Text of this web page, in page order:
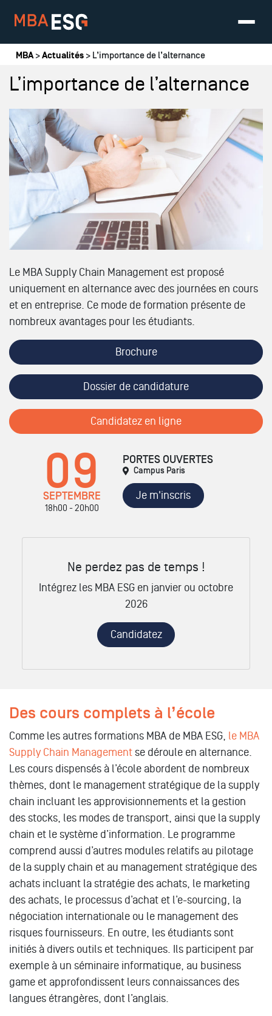
Vous êtes ici
MBA>Actualités > L’importance de l’alternance
L’importance de l’alternance
Le MBA Supply Chain Management est proposé
uniquement en alternance avec des journées en cours
et en entreprise. Ce mode de formation présente de
nombreux avantages pour les étudiants.
Brochure
Dossier de candidature
Candidatez en ligne
09
SEPTEMBRE
18h00 - 20h00
PORTES OUVERTES
Campus Paris
Je m'inscris
Ne perdez pas de temps !
Intégrez les MBA ESG en janvier ou octobre
2026
Candidatez
Des cours complets à l’école
Comme les autres formations MBA de MBA ESG, le MBA
Supply Chain Management se déroule en alternance.
Les cours dispensés à l’école abordent de nombreux
thèmes, dont le management stratégique de la supply
chain incluant les approvisionnements et la gestion
des stocks, les modes de transport, ainsi que la supply
chain et le système d’information. Le programme
comprend aussi d’autres modules relatifs au pilotage
de la supply chain et au management stratégique des
achats incluant la stratégie des achats, le marketing
des achats, le processus d’achat et l’e-sourcing, la
négociation internationale ou le management des
risques fournisseurs. En outre, les étudiants sont
initiés à divers outils et techniques. Ils participent par
exemple à un séminaire informatique, au business
game et approfondissent leurs connaissances des
langues étrangères, dont l’anglais.